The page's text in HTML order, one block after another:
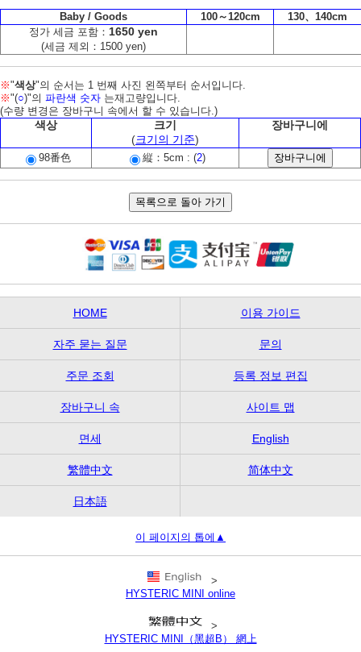
Baby / Goods 100～120cm
130、140cm
정가 세금 포함： 1650 yen
(세금 제외：1500 yen)
※"색상"의 순서는 1 번째 사진 왼쪽부터 순서입니다.
※"(○)"의 파란색 숫자 는재고량입니다.
(수량 변경은 장바구니 속에서 할 수 있습니다.)
색상
크기
(크기의 기준)
장바구니에
98番色 縦：5cm : (2)
HOME 이용 가이드
자주 묻는 질문 문의
주문 조회 등록 정보 편집
장바구니 속 사이트 맵
면세 English
繁體中文 简体中文
日本語
이 페이지의 톱에▲
>
HYSTERIC MINI online
>
HYSTERIC MINI（黑超B） 網上